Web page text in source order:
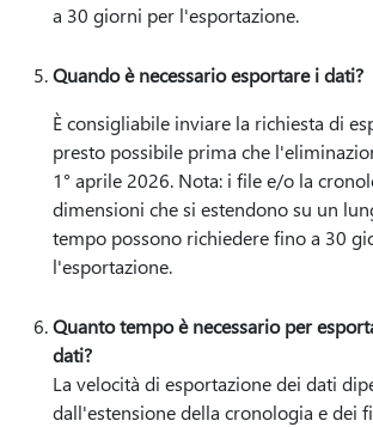
a 30 giorni per l'esportazione.
Quando è necessario esportare i dati?
È consigliabile inviare la richiesta di
presto possibile prima che
1° aprile 2026. Nota: i file e/o la
dimensioni che si estendono su un
tempo possono richiedere fino a 30
l'esportazione.
Quanto tempo è necessario per
dati?
La velocità di esportazione dei dati
dall'estensione della cronologia e dei